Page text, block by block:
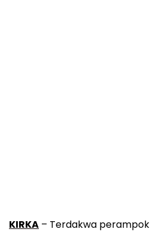
KIRKA – Terdakwa perampok